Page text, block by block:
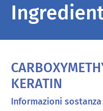
KERATIN
Informazioni sostanza